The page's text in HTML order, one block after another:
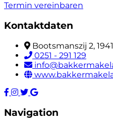
Termin vereinbaren
Kontaktdaten
Bootsmanszij 2,
0251 - 291 129
Navigation